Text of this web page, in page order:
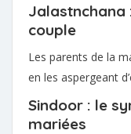
Jalastnchana
couple
Les parents de la
en les aspergeant
Sindoor : le
mariées